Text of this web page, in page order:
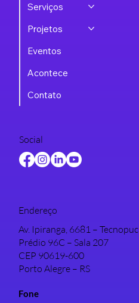
Serviços
Projetos
Eventos
Acontece
Contato
Social
Endereço
Av. Ipiranga, 6681 – Tecnopuc
Prédio 96C – Sala 207
CEP 90619-600
Porto Alegre – RS
Fone